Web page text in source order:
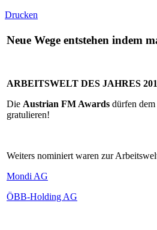
Drucken
Neue Wege entstehen indem
ARBEITSWELT DES JAHRES
Die Austrian FM Awards dürfen
gratulieren!
Weiters nominiert waren zur
Mondi AG
ÖBB-Holding AG